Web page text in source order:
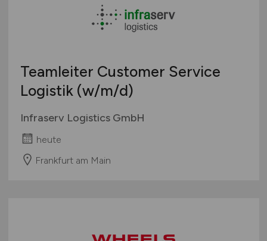
Teamleiter Customer Service
Logistik (w/m/d)
Infraserv Logistics GmbH
heute
Frankfurt am Main